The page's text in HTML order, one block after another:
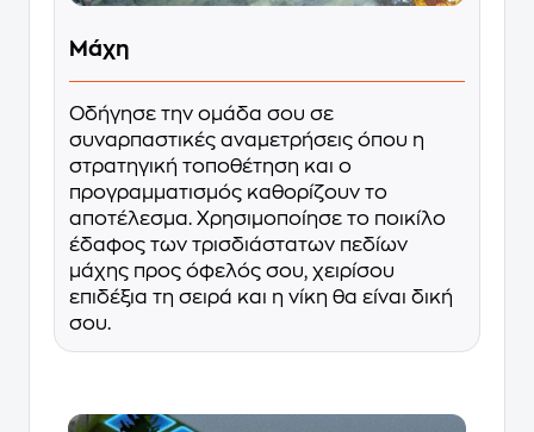
Μάχη
Οδήγησε την ομάδα σου σε
συναρπαστικές αναμετρήσεις όπου η
στρατηγική τοποθέτηση και ο
προγραμματισμός καθορίζουν το
αποτέλεσμα. Χρησιμοποίησε το ποικίλο
έδαφος των τρισδιάστατων πεδίων
μάχης προς όφελός σου, χειρίσου
επιδέξια τη σειρά και η νίκη θα είναι δική
σου.